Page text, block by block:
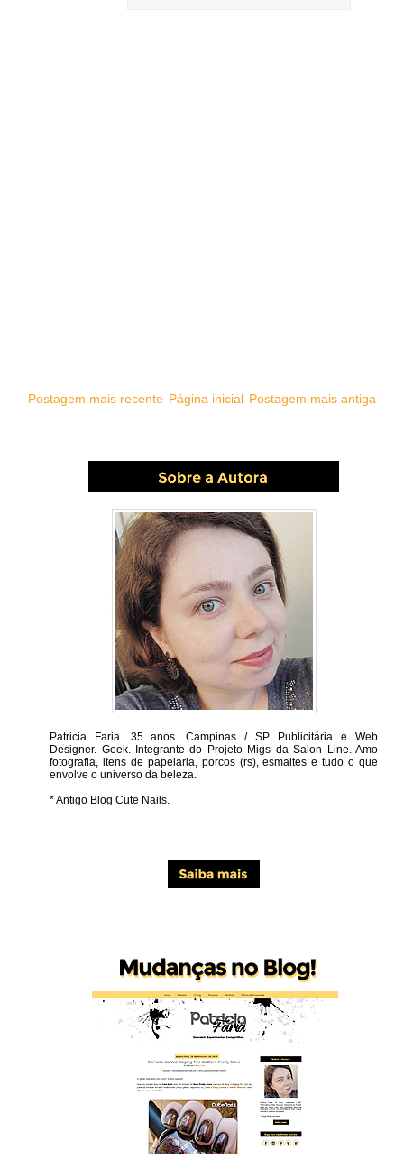
Postagem mais recente Postagem mais antiga
Página inicial
Patricia Faria. 35 anos. Campinas / SP. Publicitária e Web
Designer. Geek. Integrante do Projeto Migs da Salon Line. Amo
fotografia, itens de papelaria, porcos (rs), esmaltes e tudo o que
envolve o universo da beleza.
* Antigo Blog Cute Nails.